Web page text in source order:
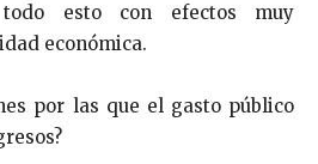
esto con efectos muy
económica.
por las que el gasto público